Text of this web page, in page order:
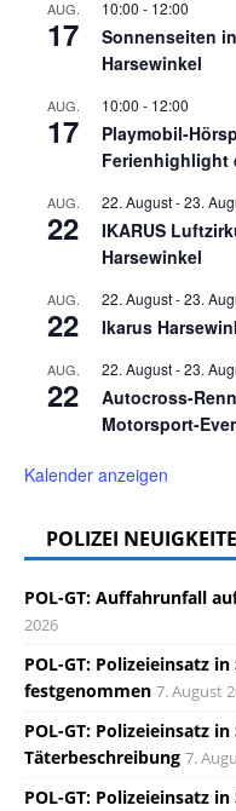
AUG.
17
10:00 - 12:00
Sonnenseiten
Harsewinkel
AUG.
17
10:00 - 12:00
Playmobil-
Ferienhighlight
AUG.
22
22. August-23.
IKARUS
Harsewinkel
AUG.
22
22. August-23.
Ikarus
AUG.
22
22. August-23.
Autocross-
Motorsport-
Kalender anzeigen
POLIZEI
POL-GT: Auffahrunfall
2026
POL-GT: Polizeieinsatz
festgenommen 7. August
POL-GT: Polizeieinsatz
Täterbeschreibung 7.
POL-GT: Polizeieinsatz